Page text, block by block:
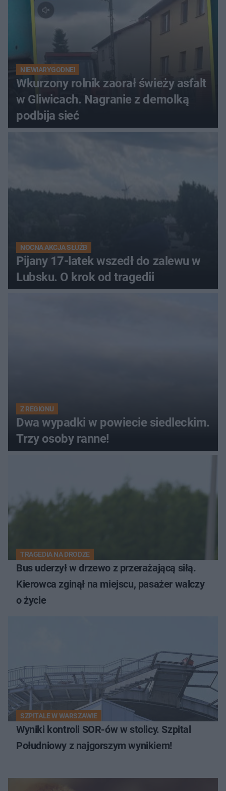
NIEWIARYGODNE!
Wkurzony rolnik zaorał świeży asfalt
w Gliwicach. Nagranie z demolką
podbija sieć
NOCNA AKCJA SŁUŻB
Pijany 17-latek wszedł do zalewu w
Lubsku. O krok od tragedii
Z REGIONU
Dwa wypadki w powiecie siedleckim.
Trzy osoby ranne!
TRAGEDIA NA DRODZE
Bus uderzył w drzewo z przerażającą siłą.
Kierowca zginął na miejscu, pasażer walczy
o życie
SZPITALE W WARSZAWIE
Wyniki kontroli SOR-ów w stolicy. Szpital
Południowy z najgorszym wynikiem!